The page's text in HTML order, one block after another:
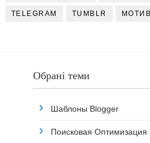
TELEGRAM TUMBLR
Обрані теми
Шаблоны Blogger
Поисковая Оптимизация